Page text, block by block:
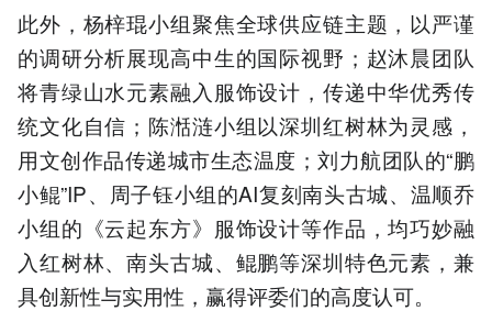
此外，杨梓琨小组聚焦全球供应链主题，以严谨
的调研分析展现高中生的国际视野；赵沐晨团队
将青绿山水元素融入服饰设计，传递中华优秀传
统文化自信；陈湉涟小组以深圳红树林为灵感，
用文创作品传递城市生态温度；刘力航团队的“鹏
小鲲”IP、周子钰小组的AI复刻南头古城、温顺乔
小组的《云起东方》服饰设计等作品，均巧妙融
入红树林、南头古城、鲲鹏等深圳特色元素，兼
具创新性与实用性，赢得评委们的高度认可。